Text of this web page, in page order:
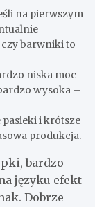
na pierwszym
barwniki to
niska moc
wysoka –
pasieki i krótsze
produkcja.
bardzo
języku efekt
Dobrze